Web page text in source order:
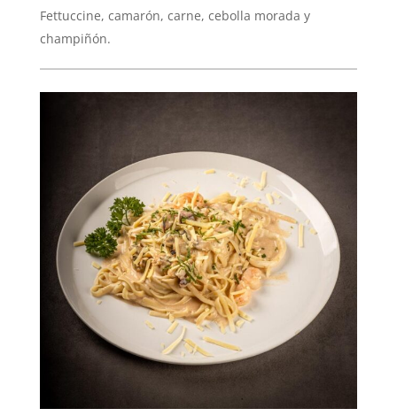
Fettuccine, camarón, carne, cebolla morada y
champiñón.